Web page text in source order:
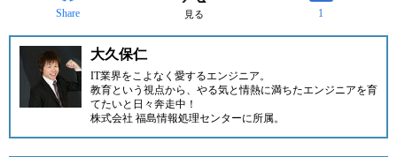
Share 見る 1
大久保仁
IT業界をこよなく愛するエンジニア。
教育という視点から、やる気と情熱に満ちたエンジニアを育
てたいと日々奔走中！
株式会社 福島情報処理センターに所属。